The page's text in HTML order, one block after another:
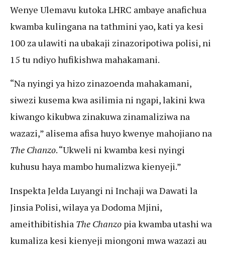
Wenye Ulemavu kutoka LHRC ambaye anafichua
kwamba kulingana na tathmini yao, kati ya kesi
100 za ulawiti na ubakaji zinazoripotiwa polisi, ni
15 tu ndiyo hufikishwa mahakamani.
“Na nyingi ya hizo zinazoenda mahakamani,
siwezi kusema kwa asilimia ni ngapi, lakini kwa
kiwango kikubwa zinakuwa zinamaliziwa na
wazazi,” alisema afisa huyo kwenye mahojiano na
The Chanzo. “Ukweli ni kwamba kesi nyingi
kuhusu haya mambo humalizwa kienyeji.”
Inspekta Jelda Luyangi ni Inchaji wa Dawati la
Jinsia Polisi, wilaya ya Dodoma Mjini,
ameithibitishia The Chanzo pia kwamba utashi wa
kumaliza kesi kienyeji miongoni mwa wazazi au